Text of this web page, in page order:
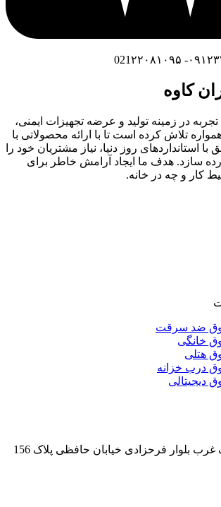
کاوه
تجربه در زمینه تولید و عرضه تجهیزات ایمنی،
تلاش کرده است تا با ارائه محصولاتی با
استانداردهای روز دنیا، نیاز مشتریان خود را
سازد. هدف ما ایجاد آرامش خاطر برای
کار و چه در خانه.
ضد سرقت
خانگی
هتلی
درب خزانه
دیجیتالی
بلوار فرحزادی خیابان حافظی پلاک 156